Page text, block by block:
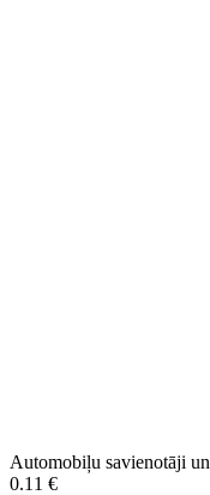
Automobiļu savienotāji un
0.11 €